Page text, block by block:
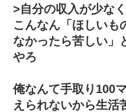
>自分の収入が少な
こんなん「ほしいも
なかったら苦しい」
やろ
俺なんて手取り100
えられないから生活